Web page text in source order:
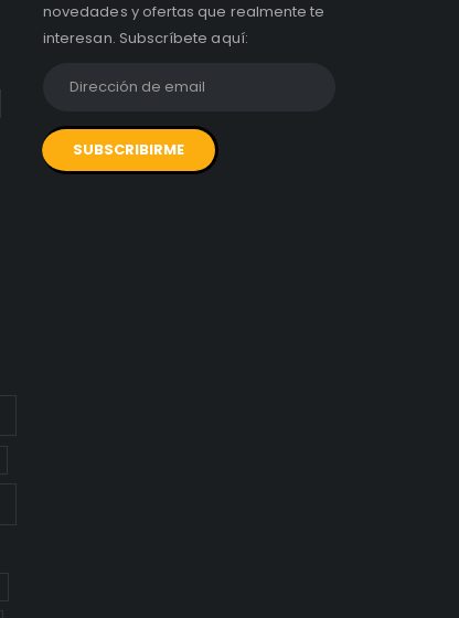
novedades y ofertas que realmente te
interesan. Subscríbete aquí: